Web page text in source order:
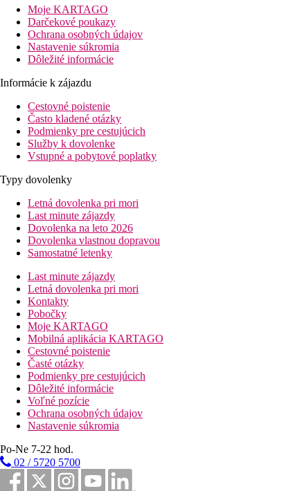
Moje KARTAGO
Darčekové poukazy
Ochrana osobných údajov
Nastavenie súkromia
Dôležité informácie
Informácie k zájazdu
Cestovné poistenie
Často kladené otázky
Podmienky pre cestujúcich
Služby k dovolenke
Vstupné a pobytové poplatky
Typy dovolenky
Letná dovolenka pri mori
Last minute zájazdy
Dovolenka na leto 2026
Dovolenka vlastnou dopravou
Samostatné letenky
Last minute zájazdy
Letná dovolenka pri mori
Kontakty
Pobočky
Moje KARTAGO
Mobilná aplikácia KARTAGO
Cestovné poistenie
Časté otázky
Podmienky pre cestujúcich
Dôležité informácie
Voľné pozície
Ochrana osobných údajov
Nastavenie súkromia
Po-Ne 7-22 hod.
02 / 5720 5700